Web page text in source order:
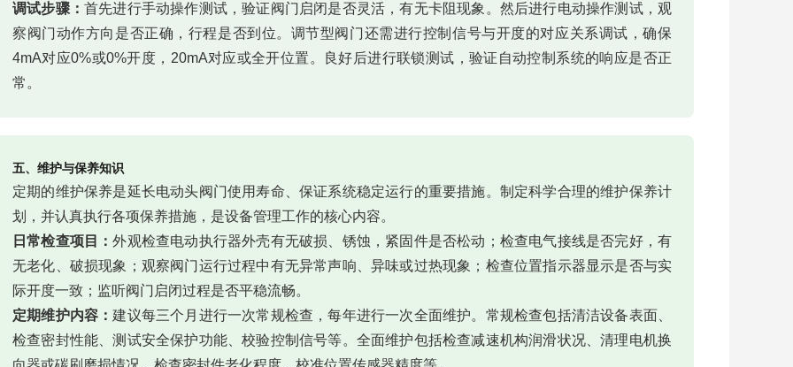
调试步骤： 首先进行手动操作测试，验证阀门启闭是否灵活，有无卡阻现象。然后进行电动操作测试，观
察阀门动作方向是否正确，行程是否到位。调节型阀门还需进行控制信号与开度的对应关系调试，确保
4mA对应0%或0%开度，20mA对应或全开位置。良好后进行联锁测试，验证自动控制系统的响应是否正
常。
五、维护与保养知识
定期的维护保养是延长电动头阀门使用寿命、保证系统稳定运行的重要措施。制定科学合理的维护保养计
划，并认真执行各项保养措施，是设备管理工作的核心内容。
日常检查项目：外观检查电动执行器外壳有无破损、锈蚀，紧固件是否松动；检查电气接线是否完好，有
无老化、破损现象；观察阀门运行过程中有无异常声响、异味或过热现象；检查位置指示器显示是否与实
际开度一致；监听阀门启闭过程是否平稳流畅。
定期维护内容：建议每三个月进行一次常规检查，每年进行一次全面维护。常规检查包括清洁设备表面、
检查密封性能、测试安全保护功能、校验控制信号等。全面维护包括检查减速机构润滑状况、清理电机换